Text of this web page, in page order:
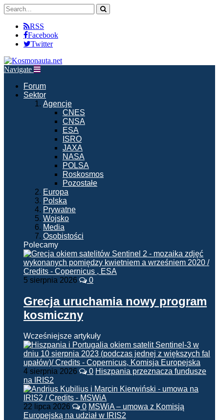
RSS
Facebook
Twitter
Navigate
Forum
Sektor
Agencje
CNES
CNSA
ESA
ISRO
JAXA
NASA
POLSA
Roskosmos
Pozostałe
Europa
Polska
Prywatne
Wojsko
Media
Osobistości
Polecamy
5 sierpnia 2026 0
Grecja uruchamia nowy program
kosmiczny
Wcześniejsze artykuły
4 sierpnia 2026 0 Hiszpania przeznacza fundusze
na IRIS2
22 lipca 2026 0 MSWiA – umowa z Komisją
Europejską na udział w IRIS2